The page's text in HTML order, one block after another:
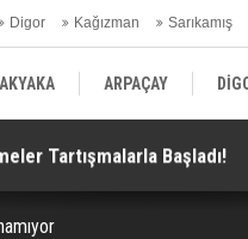
Digor Kağızman Sarıkamış
AKYAKA ARPAÇAY
KARS GÜNDEM
Tartışmalarla Başladı!